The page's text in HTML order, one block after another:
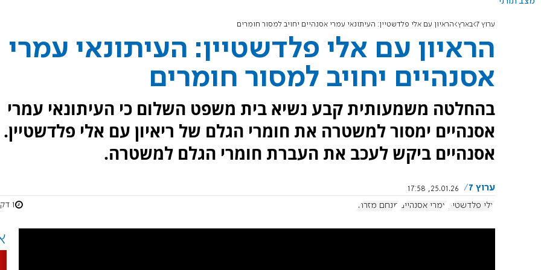
ערוץ 7 בארץ הראיון עם אלי פלדשטיין: העיתונאי עמרי אסנהיים יחויב למסור חומרים
הראיון עם אלי פלדשטיין: העיתונאי עמרי
אסנהיים יחויב למסור חומרים
בהחלטה משמעותית קבע נשיא בית משפט השלום כי העיתונאי עמרי
אסנהיים ימסור למשטרה את חומרי הגלם של ריאיון עם אלי פלדשטיין.
אסנהיים ביקש לעכב את העברת חומרי הגלם למשטרה.
ערוץ 7
25.01.26, 17:58
אלי פלדשטיין
עמרי אסנהיים מנחם מזרחי 1 דקות